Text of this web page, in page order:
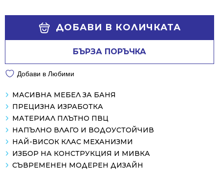
612.53 €
428.97 €
ДОБАВИ В КОЛИЧКАТА
БЪРЗА ПОРЪЧКА
Добави в Любими
МАСИВНА МЕБЕЛ ЗА БАНЯ
ПРЕЦИЗНА ИЗРАБОТКА
МАТЕРИАЛ ПЛЪТНО ПВЦ
НАПЪЛНО ВЛАГО И ВОДОУСТОЙЧИВ
НАЙ-ВИСОК КЛАС МЕХАНИЗМИ
ИЗБОР НА КОНСТРУКЦИЯ И МИВКА
СЪВРЕМЕНЕН МОДЕРЕН ДИЗАЙН